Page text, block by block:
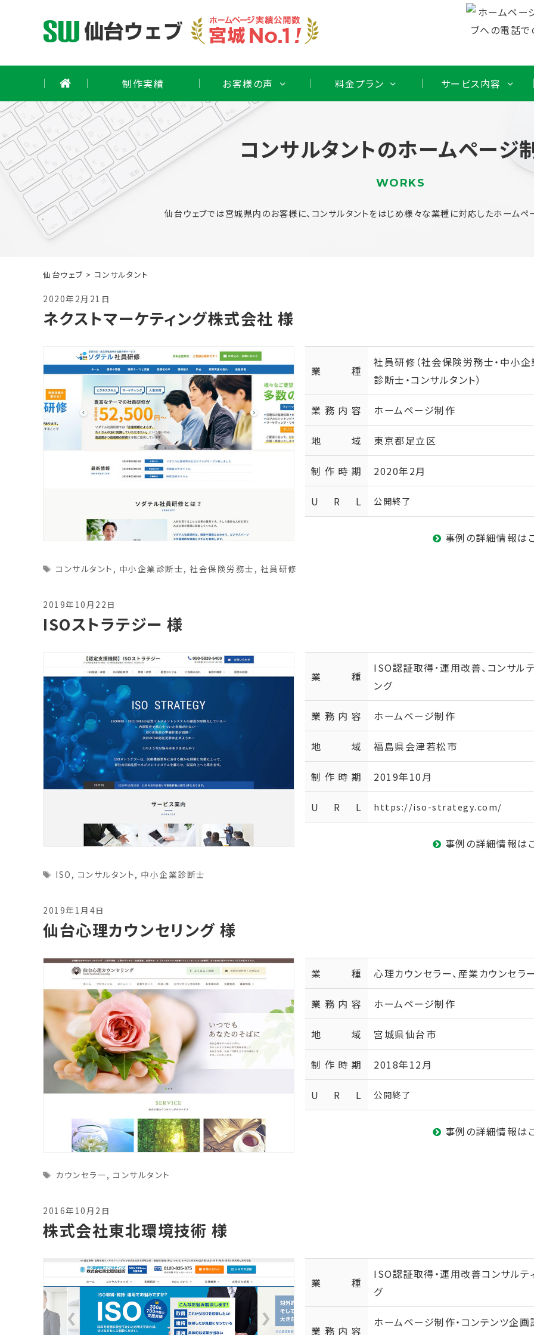
制作実績 お客様の声 料金プラン サービス内容
コンサルタントのホームページ
WORKS
仙台ウェブでは宮城県内のお客様に、コンサルタントをはじめ様々な業種に対応したホームペ
仙台ウェブ > コンサルタント
2020年2月21日
ネクストマーケティング株式会社 様
業種
社員研修（社会保険労務士・中小企
診断士・コンサルタント）
業務内容 ホームページ制作
地域 東京都足立区
制作時期 2020年2月
U R L 公開終了
事例の詳細情報は
Tags
コンサルタント , 中小企業診断士,社会保険労務士 , 社員研修
2019年10月22日
ISOストラテジー 様
業種
ISO認証取得･運用改善、コンサル
ング
業務内容 ホームページ制作
地域 福島県会津若松市
制作時期 2019年10月
U R L https://iso-strategy.com/
事例の詳細情報は
Tags
ISO , コンサルタント, 中小企業診断士
2019年1月4日
仙台心理カウンセリング 様
業種 心理カウンセラー、産業カウンセラー
業務内容 ホームページ制作
地域 宮城県仙台市
制作時期 2018年12月
U R L 公開終了
事例の詳細情報は
Tags
カウンセラー , コンサルタント
2016年10月2日
株式会社東北環境技術 様
業種
ISO認証取得・運用改善コンサルテ
グ
業務内容
ホームページ制作・コンテンツ企画